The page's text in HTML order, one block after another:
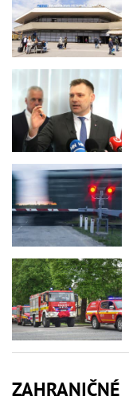
ZAHRANIČNÉ